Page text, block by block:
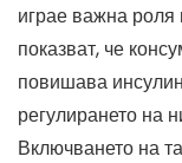
играе важна роля
показват, че
повишава
регулирането на
Включването на